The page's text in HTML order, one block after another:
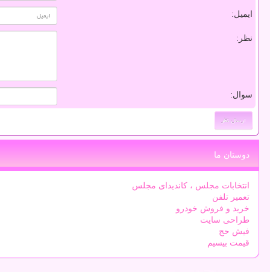
ایمیل:
نظر:
سوال:
دوستان ما
انتخابات مجلس ، کاندیدای مجلس
تعمیر تلفن
خرید و فروش خودرو
طراحی سایت
فیش حج
قیمت بیسیم